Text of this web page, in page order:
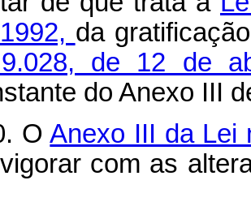
da
9.028, de 12 de
do Anexo III
OAnexo III da Lei
com as